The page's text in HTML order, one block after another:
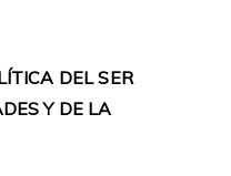
DEL SER
Y DE LA